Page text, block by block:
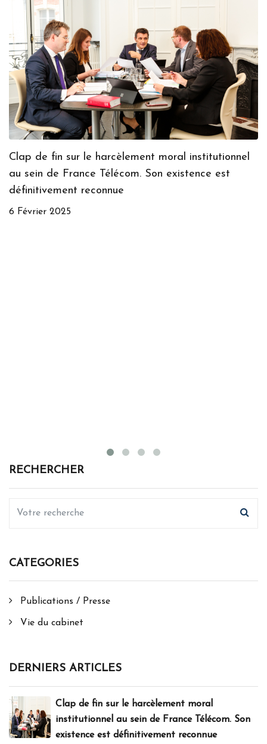
Dura Lex, Sed Lex - Prêts bancaires et
collectives : réflexions sur l'application ou
majoration du taux de base ou de pénalités
1 Octobre 2024
RECHERCHER
CATEGORIES
Publications / Presse
Vie du cabinet
DERNIERS ARTICLES
Clap de fin sur le harcèlement moral
institutionnel au sein de France Télécom. Son
existence est définitivement reconnue